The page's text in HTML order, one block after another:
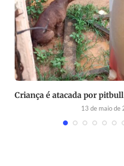
Criança é atacada por
13 de maio de